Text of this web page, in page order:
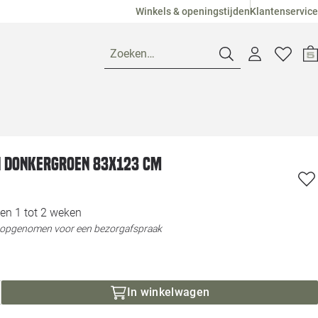
Winkels & openingstijdenKlantenservice
Zoeken…
Pagina suggesties
Veelgestelde vragen
Loods 5
Loods 5
donkergroen 83x123 cm
1 tot 2 weken
voor een bezorgafspraak
In winkelwagen